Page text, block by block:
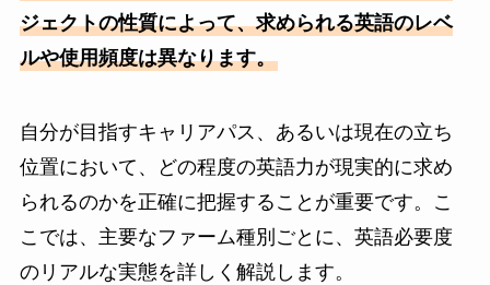
ジェクトの性質によって、求められる英語のレベ
ルや使用頻度は異なります。
自分が目指すキャリアパス、あるいは現在の立ち
位置において、どの程度の英語力が現実的に求め
られるのかを正確に把握することが重要です。こ
こでは、主要なファーム種別ごとに、英語必要度
のリアルな実態を詳しく解説します。